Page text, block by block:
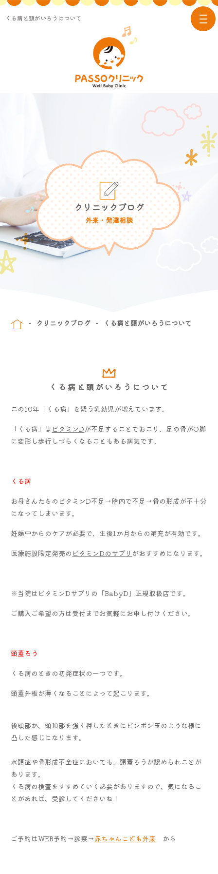
くる病と頭がいろうについて
クリニックブログ
外来・発達相談
クリニックブログ くる病と頭がいろうについて
くる病と頭がいろうについて
この10年「くる病」を疑う乳幼児が増えています。
「くる病」は ビタミンDが不足することでおこり、足の骨がO脚
に変形し歩行しづらくなることもある病気です。
くる病
お母さんたちのビタミンD不足→胎内で不足→骨の形成が不十分
になってしまいます。
妊娠中からのケアが必要で、生後1 か月からの補充が有効です。
医療施設限定発売の ビタミンDのサプリ がおすすめになります。
※当院はビタミンDサプリの「BabyD」正規取扱店です。
ご購入ご希望の方は受付までお気軽にお申し付けください。
頭蓋ろう
くる病のときの初発症状の一つです。
頭蓋外板が薄くなることによって起こります。
後頭部か、頭頂部を強く押したときにピンポン玉のような様に
凸した感じになります。
水頭症や骨形成不全症においても、頭蓋ろうが認められことが
あります。
くる病の検査をすすめていく必要がありますので、気になるこ
とがあれば、受診してくださいね！
ご予約はWEB予約→診察→赤ちゃんこども外来 から